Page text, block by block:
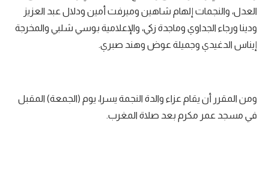
العدل، والنجمات إلهام شاهين وميرفت أمين ودلال عبد العزيز
ودينا ورجاء الجداوي وماجدة زكي، والإعلامية بوسي شلبي والمخرجة
إيناس الدغيدي وجميلة عوض وهند صبري.
ومن المقرر أن يقام عزاء والدة النجمة يسرا، يوم (الجمعة) المقبل
في مسجد عمر مكرم بعد صلاة المغرب.